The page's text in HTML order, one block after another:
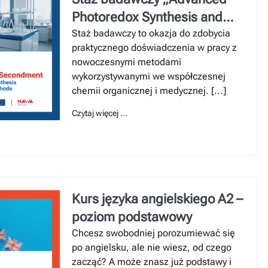
Photoredox Synthesis and
Photochemical Methods”
Staż badawczy to okazja do zdobycia
praktycznego doświadczenia w pracy z
nowoczesnymi metodami
wykorzystywanymi we współczesnej
chemii organicznej i medycznej. [...]
Czytaj więcej …
Kurs języka angielskiego A2 –
poziom podstawowy
Chcesz swobodniej porozumiewać się
po angielsku, ale nie wiesz, od czego
zacząć? A może znasz już podstawy i